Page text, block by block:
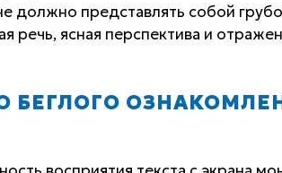
должно представлять собой
речь, ясная перспектива и
БЕГЛОГО